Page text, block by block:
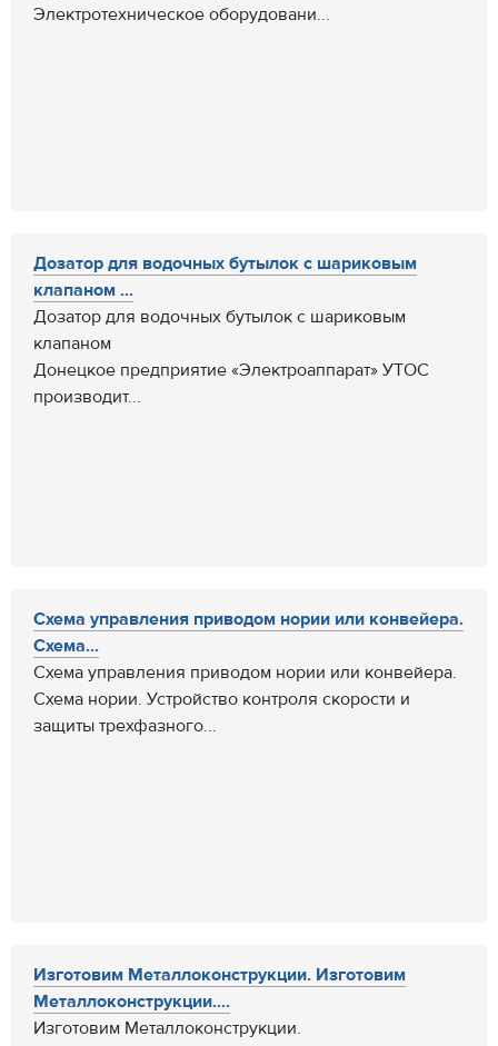
Электротехническое оборудовани...
Дозатор для водочных бутылок с шариковым
клапаном ...
Дозатор для водочных бутылок с шариковым
клапаном
Донецкое предприятие «Электроаппарат» УТОС
производит...
Схема управления приводом нории или конвейера.
Схема...
Схема управления приводом нории или конвейера.
Схема нории. Устройство контроля скорости и
защиты трехфазного...
Изготовим Металлоконструкции. Изготовим
Металлоконструкции....
Изготовим Металлоконструкции.